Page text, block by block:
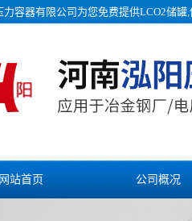
力容器有限公司为您免费提供LCO2储罐,
网站首页 公司概况